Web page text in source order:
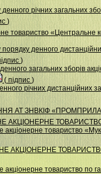
річних загальних
)
товариство «Центральне
денного
)
загальних
( підпис )
річних дистанційних
АТ ЗНВКІФ
АКЦІОНЕРНЕ
товариство
АКЦІОНЕРНЕ
товариство по